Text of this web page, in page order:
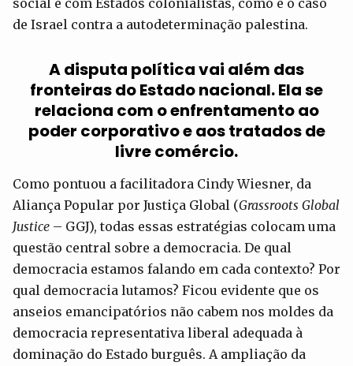
de Israel contra a autodeterminação palestina.
A disputa política vai além das
fronteiras do Estado nacional. Ela se
relaciona com o enfrentamento ao
poder corporativo e aos tratados de
livre comércio.
Como pontuou a facilitadora Cindy Wiesner, da
Aliança Popular por Justiça Global (Grassroots Global
Justice – GGJ), todas essas estratégias colocam uma
questão central sobre a democracia. De qual
democracia estamos falando em cada contexto? Por
qual democracia lutamos? Ficou evidente que os
anseios emancipatórios não cabem nos moldes da
democracia representativa liberal adequada à
dominação do Estado burguês. A ampliação da